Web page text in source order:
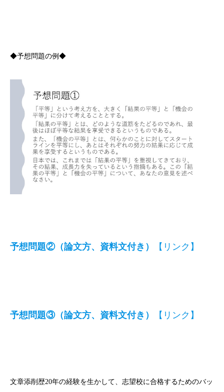
◆予想問題の例◆
予想問題②（論文方、資料文付き） 【リンク】
予想問題③（論文方、資料文付き） 【リンク】
文章添削歴20年の経験を生かして、志望校に合格するためのバッ